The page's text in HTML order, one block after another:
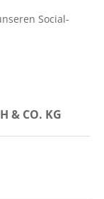
Social-
& CO. KG